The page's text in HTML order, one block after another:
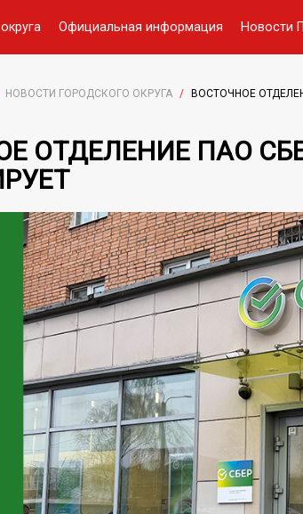
Официальная информация Новости
НОВОСТИ ГОРОДСКОГО ОКРУГА / ВОСТОЧНОЕ
ОТДЕЛЕНИЕ ПАО